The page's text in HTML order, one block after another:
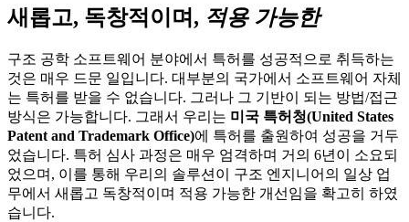
새롭고, 독창적이며, 적용 가능한
구조 공학 소프트웨어 분야에서 특허를 성공적으로 취득하는
것은 매우 드문 일입니다. 대부분의 국가에서 소프트웨어 자체
는 특허를 받을 수 없습니다. 그러나 그 기반이 되는 방법/접근
방식은 가능합니다. 그래서 우리는 미국 특허청(United States
Patent and Trademark Office)에 특허를 출원하여 성공을 거두
었습니다. 특허 심사 과정은 매우 엄격하며 거의 6년이 소요되
었으며, 이를 통해 우리의 솔루션이 구조 엔지니어의 일상 업
무에서 새롭고 독창적이며 적용 가능한 개선임을 확고히 하였
습니다.